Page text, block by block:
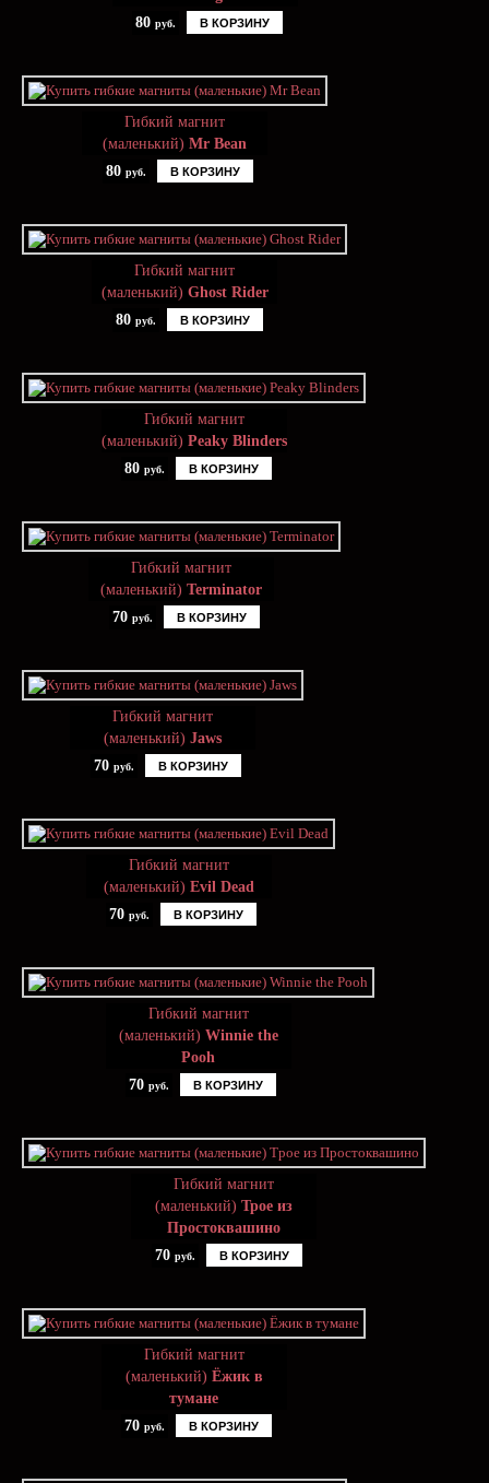
80 руб. В КОРЗИНУ
Гибкий магнит
(маленький) Mr Bean
80 руб. В КОРЗИНУ
Гибкий магнит
(маленький) Ghost Rider
80 руб. В КОРЗИНУ
Гибкий магнит
(маленький) Peaky Blinders
80 руб. В КОРЗИНУ
Гибкий магнит
(маленький) Terminator
70 руб. В КОРЗИНУ
Гибкий магнит
(маленький) Jaws
70 руб. В КОРЗИНУ
Гибкий магнит
(маленький) Evil Dead
70 руб. В КОРЗИНУ
Гибкий магнит
(маленький) Winnie the
Pooh
70 руб. В КОРЗИНУ
Гибкий магнит
(маленький) Трое из
Простоквашино
70 руб. В КОРЗИНУ
Гибкий магнит
(маленький) Ёжик в
тумане
70 руб. В КОРЗИНУ